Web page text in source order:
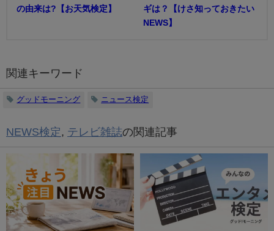
の由来は?【お天気検定】
ギは？【けさ知っておきたい
NEWS】
関連キーワード
グッドモーニング ニュース検定
NEWS検定, テレビ雑誌の関連記事